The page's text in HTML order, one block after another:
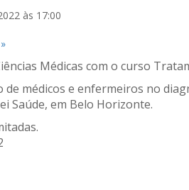
às 17:00
»
Médicas com o curso
de médicos e enfermeiros no
Saúde, em Belo Horizonte.